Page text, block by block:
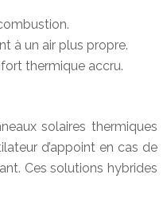
à un air plus propre.
thermique accru.
solaires thermiques
d’appoint en cas de
Ces solutions hybrides